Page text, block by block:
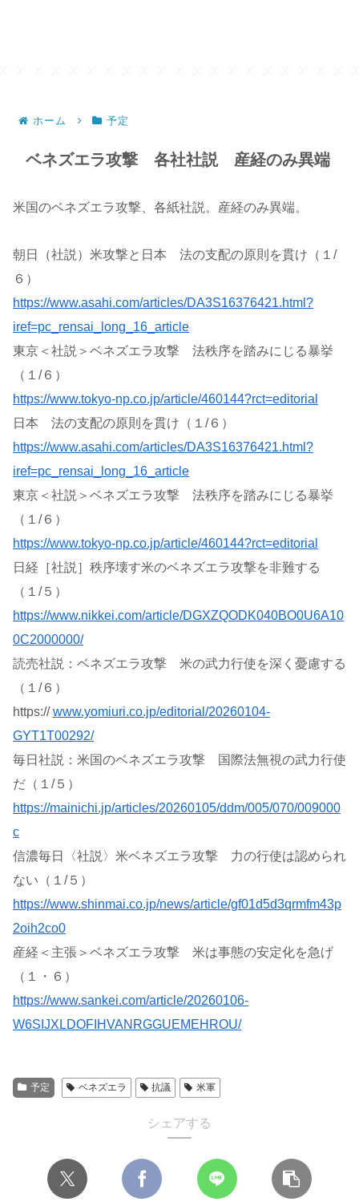
ホーム 予定
ベネズエラ攻撃 各社社説 産経のみ異端
米国のベネズエラ攻撃、各紙社説。産経のみ異端。
朝日（社説）米攻撃と日本 法の支配の原則を貫け（１/
６）
https://www.asahi.com/articles/DA3S16376421.html?
iref=pc_rensai_long_16_article
東京＜社説＞ベネズエラ攻撃 法秩序を踏みにじる暴挙
（１/６）
https://www.tokyo-np.co.jp/article/460144?rct=editorial
日本 法の支配の原則を貫け（１/６）
https://www.asahi.com/articles/DA3S16376421.html?
iref=pc_rensai_long_16_article
東京＜社説＞ベネズエラ攻撃 法秩序を踏みにじる暴挙
（１/６）
https://www.tokyo-np.co.jp/article/460144?rct=editorial
日経［社説］秩序壊す米のベネズエラ攻撃を非難する
（１/５）
https://www.nikkei.com/article/DGXZQODK040BO0U6A10
0C2000000/
読売社説：ベネズエラ攻撃 米の武力行使を深く憂慮する
（１/６）
https://www.yomiuri.co.jp/editorial/20260104-
GYT1T00292/
毎日社説：米国のベネズエラ攻撃 国際法無視の武力行使
だ（１/５）
https://mainichi.jp/articles/20260105/ddm/005/070/009000
c
信濃毎日〈社説〉米ベネズエラ攻撃 力の行使は認められ
ない（１/５）
https://www.shinmai.co.jp/news/article/gf01d5d3qrmfm43p
2oih2co0
産経＜主張＞ベネズエラ攻撃 米は事態の安定化を急げ
（１・６）
https://www.sankei.com/article/20260106-
W6SIJXLDOFIHVANRGGUEMEHROU/
予定 ベネズエラ 抗議 米軍
シェアする